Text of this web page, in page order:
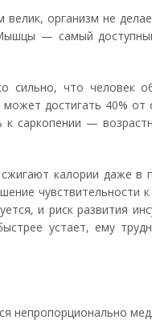
организм не
— самый
сильно, что человек
достигать 40% от
к саркопении —
калории даже в
и риск развития
устает, ему
непропорционально